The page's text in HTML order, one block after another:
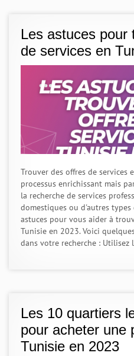
Les astuces pour
de services en
Trouver des offres de services
processus enrichissant mais
la recherche de services
domestiques ou d'autres types
astuces pour vous aider à
Tunisie en 2023. Voici
dans votre recherche : Utilisez
Les 10 quartiers
pour acheter une
Tunisie en 2023